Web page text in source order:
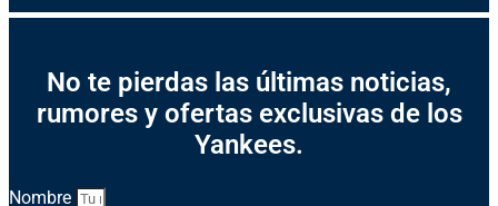
No te pierdas las últimas noticias,
rumores y ofertas exclusivas de los
Yankees.
Nombre